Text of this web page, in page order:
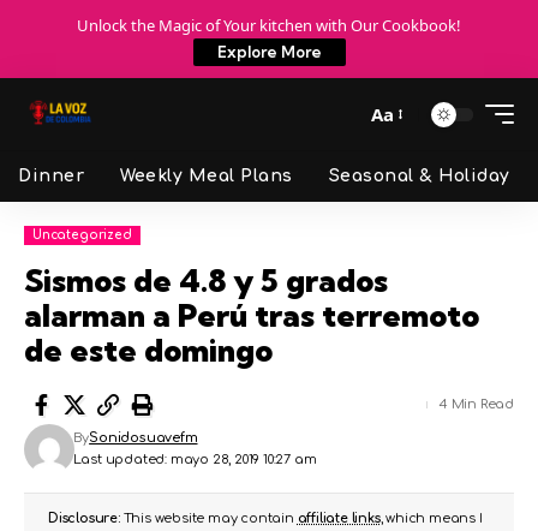
Unlock the Magic of Your kitchen with Our Cookbook!
Explore More
Aa
Dinner Weekly Meal Plans Seasonal & Holiday
Uncategorized
Sismos de 4.8 y 5 grados
alarman a Perú tras terremoto
de este domingo
Last updated: mayo 28, 2019 10:27 am
BySonidosuavefm
4 Min Read
Disclosure:This website may contain affiliate links, which means I